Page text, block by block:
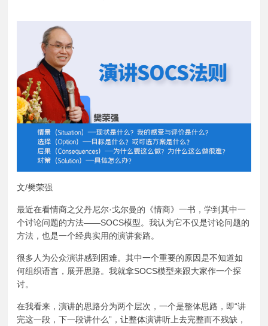
文/樊荣强
最近在看情商之父丹尼尔·戈尔曼的《情商》一书，学到其中一
个讨论问题的方法——SOCS模型。我认为它不仅是讨论问题的
方法，也是一个经典实用的演讲套路。
很多人为公众演讲感到困难。其中一个重要的原因是不知道如
何组织语言，展开思路。我就拿SOCS模型来跟大家作一个探
讨。
在我看来，演讲的思路分为两个层次，一个是整体思路，即“讲
完这一段，下一段讲什么”，让整体演讲听上去完整而不残缺，